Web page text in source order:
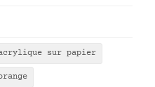
sur papier